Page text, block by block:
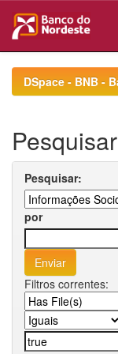
navigationDSpace - BNB -
Pesquisar
Pesquisar:
por
Filtros correntes: